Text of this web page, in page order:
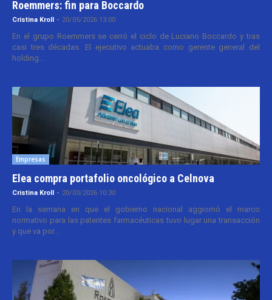
Roemmers: fin para Boccardo
Cristina Kroll - 20/05/2026 13:00
En el grupo Roemmers se cerró el ciclo de Luciano Boccardo y tras
casi tres décadas. El ejecutivo actuaba como gerente general del
holding...
Empresas
Elea compra portafolio oncológico a Celnova
Cristina Kroll - 20/03/2026 10:30
En la semana en que el gobierno nacional aggiornó el marco
normativo para las patentes farmacéuticas tuvo lugar una transacción
y que va por...